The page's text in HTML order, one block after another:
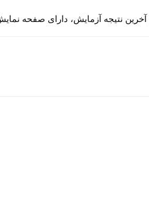
آخرین نتیجه آزمایش، دارای صفحه